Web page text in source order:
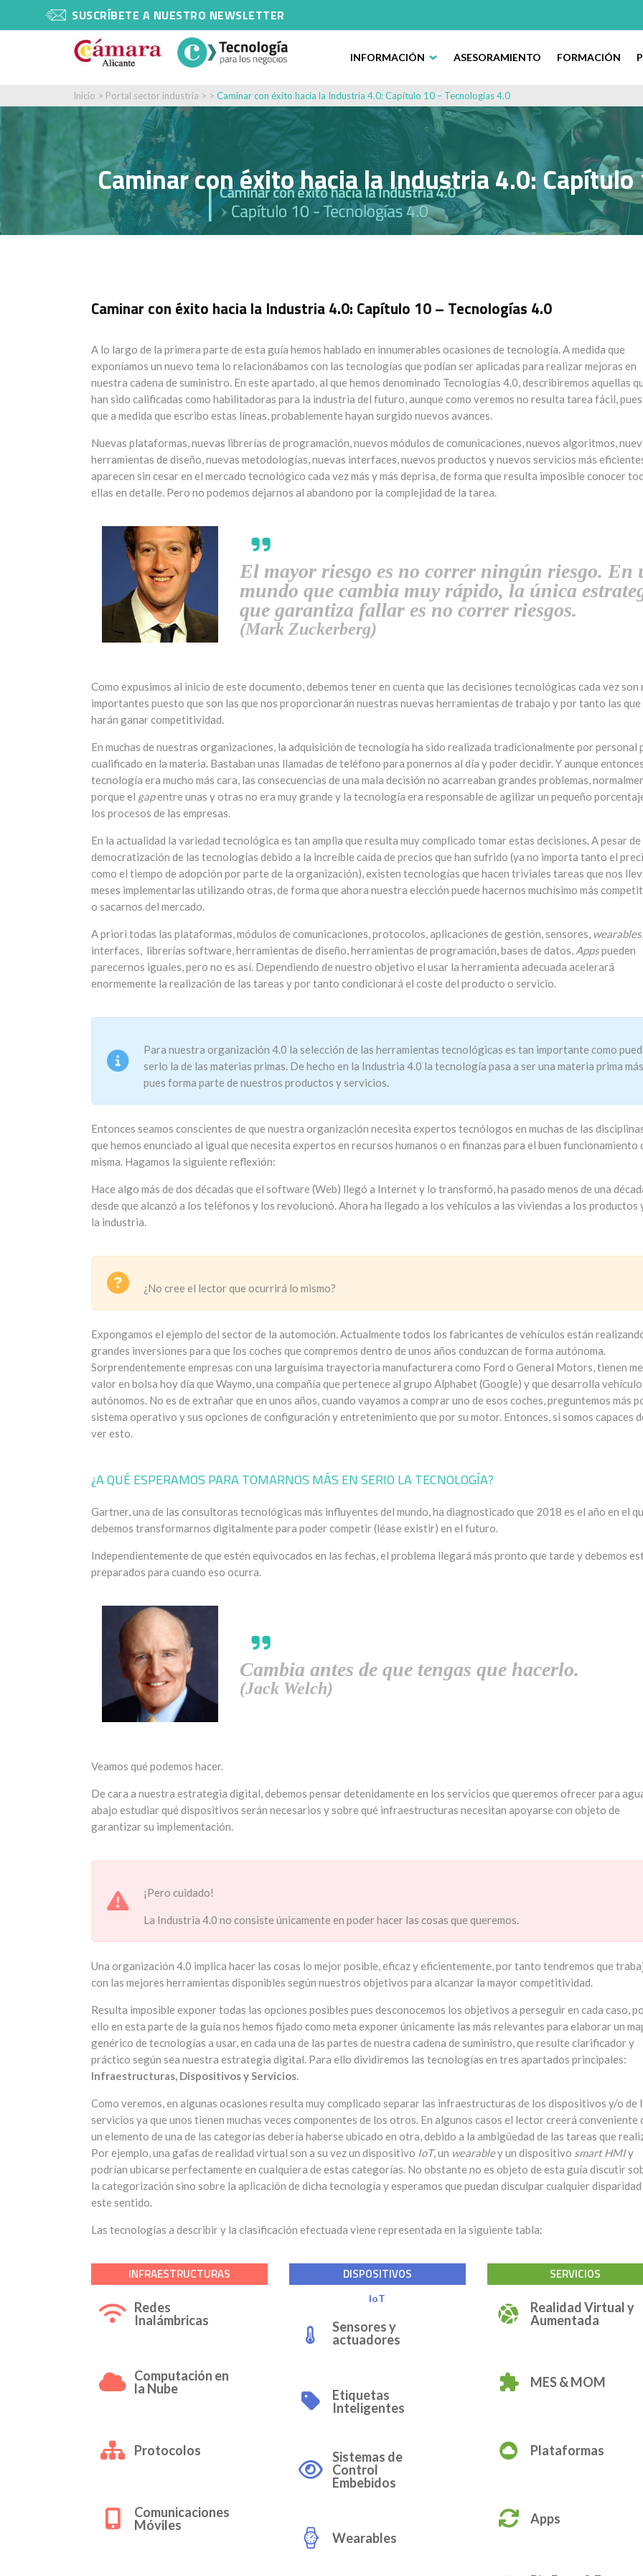
SUSCRÍBETE A NUESTRO NEWSLETTER
INFORMACIÓN ASESORAMIENTO FORMACIÓN
Inicio > Portal sector industria > > Caminar con éxito hacia la Industria 4.0: Capítulo 10 – Tecnologías 4.0
Caminar con éxito hacia la Industria 4.0:
Caminar con éxito hacia la Industria 4.0: Capítulo 10 – Tecnologías 4.0
A lo largo de la primera parte de esta guía hemos hablado en innumerables ocasiones de tecnología. A medida que
exponíamos un nuevo tema lo relacionábamos con las tecnologías que podían ser aplicadas para realizar mejoras en
nuestra cadena de suministro. En este apartado, al que hemos denominado Tecnologías 4.0, describiremos aquellas
han sido calificadas como habilitadoras para la industria del futuro, aunque como veremos no resulta tarea fácil,
que a medida que escribo estas líneas, probablemente hayan surgido nuevos avances.
Nuevas plataformas, nuevas librerías de programación, nuevos módulos de comunicaciones, nuevos algoritmos,
herramientas de diseño, nuevas metodologías, nuevas interfaces, nuevos productos y nuevos servicios más
aparecen sin cesar en el mercado tecnológico cada vez más y más deprisa, de forma que resulta imposible conocer
ellas en detalle. Pero no podemos dejarnos al abandono por la complejidad de la tarea.
El mayor riesgo es no correr ningún riesgo. En
mundo que cambia muy rápido, la única
que garantiza fallar es no correr riesgos.
(Mark Zuckerberg)
Como expusimos al inicio de este documento, debemos tener en cuenta que las decisiones tecnológicas cada vez son
importantes puesto que son las que nos proporcionarán nuestras nuevas herramientas de trabajo y por tanto las que
harán ganar competitividad.
En muchas de nuestras organizaciones, la adquisición de tecnología ha sido realizada tradicionalmente por personal
cualificado en la materia. Bastaban unas llamadas de teléfono para ponernos al día y poder decidir. Y aunque
tecnología era mucho más cara, las consecuencias de una mala decisión no acarreaban grandes problemas,
porque el gapentre unas y otras no era muy grande y la tecnología era responsable de agilizar un pequeño
los procesos de las empresas.
En la actualidad la variedad tecnológica es tan amplia que resulta muy complicado tomar estas decisiones. A pesar de
democratización de las tecnologías debido a la increíble caída de precios que han sufrido (ya no importa tanto el
como el tiempo de adopción por parte de la organización), existen tecnologías que hacen triviales tareas que nos
meses implementarlas utilizando otras, de forma que ahora nuestra elección puede hacernos muchísimo más
o sacarnos del mercado.
A priori todas las plataformas, módulos de comunicaciones, protocolos, aplicaciones de gestión, sensores, wearables,
interfaces, librerías software, herramientas de diseño, herramientas de programación, bases de datos, Appspueden
parecernos iguales, pero no es así. Dependiendo de nuestro objetivo el usar la herramienta adecuada acelerará
enormemente la realización de las tareas y por tanto condicionará el coste del producto o servicio.
Para nuestra organización 4.0 la selección de las herramientas tecnológicas es tan importante como
serlo la de las materias primas. De hecho en la Industria 4.0 la tecnología pasa a ser una materia prima más
pues forma parte de nuestros productos y servicios.
Entonces seamos conscientes de que nuestra organización necesita expertos tecnólogos en muchas de las
que hemos enunciado al igual que necesita expertos en recursos humanos o en finanzas para el buen funcionamiento
misma. Hagamos la siguiente reflexión:
Hace algo más de dos décadas que el software (Web) llegó a Internet y lo transformó, ha pasado menos de una
desde que alcanzó a los teléfonos y los revolucionó. Ahora ha llegado a los vehículos a las viviendas a los productos
la industria.
¿No cree el lector que ocurrirá lo mismo?
Expongamos el ejemplo del sector de la automoción. Actualmente todos los fabricantes de vehículos están
grandes inversiones para que los coches que compremos dentro de unos años conduzcan de forma autónoma.
Sorprendentemente empresas con una larguísima trayectoria manufacturera como Ford o General Motors, tienen
valor en bolsa hoy día que Waymo, una compañía que pertenece al grupo Alphabet (Google) y que desarrolla
autónomos. No es de extrañar que en unos años, cuando vayamos a comprar uno de esos coches, preguntemos más
sistema operativo y sus opciones de configuración y entretenimiento que por su motor. Entonces, si somos capaces
ver esto.
¿A QUÉ ESPERAMOS PARA TOMARNOS MÁS EN SERIO LA TECNOLOGÍA?
Gartner, una de las consultoras tecnológicas más influyentes del mundo, ha diagnosticado que 2018 es el año en el
debemos transformarnos digitalmente para poder competir (léase existir) en el futuro.
Independientemente de que estén equivocados en las fechas, el problema llegará más pronto que tarde y debemos
preparados para cuando eso ocurra.
Cambia antes de que tengas que hacerlo.
(Jack Welch)
Veamos qué podemos hacer.
De cara a nuestra estrategia digital, debemos pensar detenidamente en los servicios que queremos ofrecer para
abajo estudiar qué dispositivos serán necesarios y sobre qué infraestructuras necesitan apoyarse con objeto de
garantizar su implementación.
¡Pero cuidado!
La Industria 4.0 no consiste únicamente en poder hacer las cosas que queremos.
Una organización 4.0 implica hacer las cosas lo mejor posible, eficaz y eficientemente, por tanto tendremos que
con las mejores herramientas disponibles según nuestros objetivos para alcanzar la mayor competitividad.
Resulta imposible exponer todas las opciones posibles pues desconocemos los objetivos a perseguir en cada caso,
ello en esta parte de la guía nos hemos fijado como meta exponer únicamente las más relevantes para elaborar un
genérico de tecnologías a usar, en cada una de las partes de nuestra cadena de suministro, que resulte clarificador y
práctico según sea nuestra estrategia digital. Para ello dividiremos las tecnologías en tres apartados principales:
Infraestructuras, Dispositivos y Servicios.
Como veremos, en algunas ocasiones resulta muy complicado separar las infraestructuras de los dispositivos y/o de
servicios ya que unos tienen muchas veces componentes de los otros. En algunos casos el lector creerá conveniente
un elemento de una de las categorías debería haberse ubicado en otra, debido a la ambigüedad de las tareas que
Por ejemplo, una gafas de realidad virtual son a su vez un dispositivo IoT, un wearabley un dispositivo smart HMIy
podrían ubicarse perfectamente en cualquiera de estas categorías. No obstante no es objeto de esta guía discutir
la categorización sino sobre la aplicación de dicha tecnología y esperamos que puedan disculpar cualquier disparidad
este sentido.
Las tecnologías a describir y la clasificación efectuada viene representada en la siguiente tabla:
INFRAESTRUCTURAS
Redes
Inalámbricas
Computación en
la Nube
Protocolos
Comunicaciones
Móviles
DISPOSITIVOS
IoT
Sensores y
actuadores
Etiquetas
Inteligentes
Sistemas de
Control
Embebidos
Wearables
SERVICIOS
Realidad Virtual y
Aumentada
MES & MOM
Plataformas
Apps